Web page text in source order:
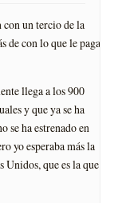
con un tercio de la
de con lo que le paga
llega a los 900
y que ya se ha
se ha estrenado en
yo esperaba más la
Unidos, que es la que